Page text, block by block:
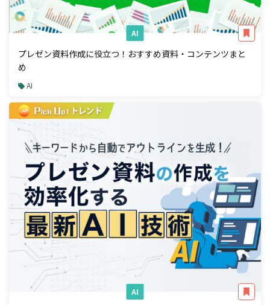
AI
プレゼン資料作成に役立つ！おすすめ資料・コンテンツまと
め
AI
AI